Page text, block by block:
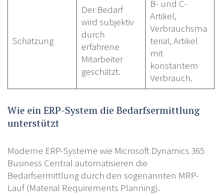
Schätzung
Der Bedarf
wird subjektiv
durch
erfahrene
Mitarbeiter
geschätzt.
B- und C-
Artikel,
Verbrauchsma
terial, Artikel
mit
konstantem
Verbrauch.
Wie ein ERP-System die Bedarfsermittlung
unterstützt
Moderne ERP-Systeme wie Microsoft Dynamics 365
Business Central automatisieren die
Bedarfsermittlung durch den sogenannten MRP-
Lauf (Material Requirements Planning).